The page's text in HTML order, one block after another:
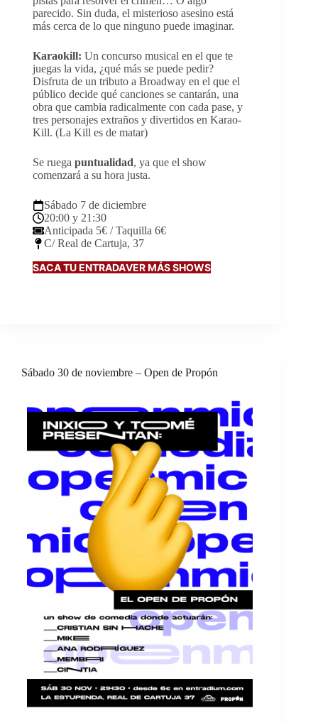
parecido. Sin duda, el misterioso asesino está
más cerca de lo que ninguno puede imaginar.
Karaokill: Un concurso musical en el que te
juegas la vida, ¿qué más se puede pedir?
Disfruta de un tributo a Broadway en el que el
público decide qué canciones se cantarán, una
obra que cambia radicalmente con cada pase, y
tres personajes extraños y divertidos en Karao-
Kill. (La Kill es de matar)
Se ruega puntualidad, ya que el show
comenzará a su hora justa.
Sábado 7 de diciembre
20:00 y 21:30
Anticipada 5€ / Taquilla 6€
C/ Real de Cartuja, 37
SACA TU ENTRADAVER MÁS SHOWS
Sábado 30 de noviembre – Open de Propón